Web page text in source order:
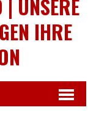
| UNSERE
IHRE